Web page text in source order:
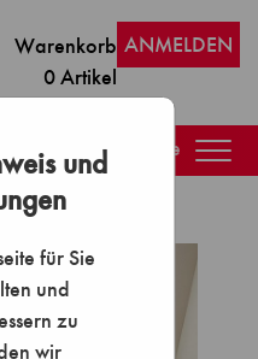
und
für Sie
und
zu
wir
Warenkorb
0Artikel
ANMELDEN